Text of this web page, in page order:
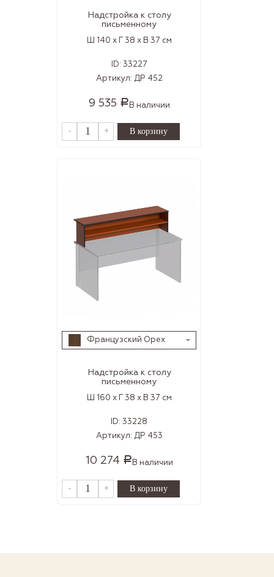
Надстройка к столу
письменному
Ш 140 x Г 38 x В 37 см
ID: 33227
Артикул: ДР 452
9 535 Р В наличии
- +
Французский Орех
Надстройка к столу
письменному
Ш 160 x Г 38 x В 37 см
ID: 33228
Артикул: ДР 453
10 274 Р В наличии
- +